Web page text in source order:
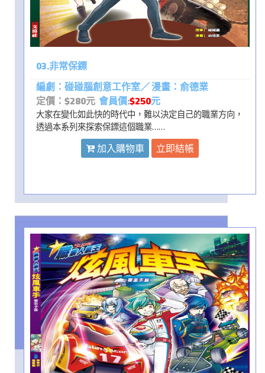
03.非常保鏢
編劇：碰碰腦創意工作室／ 漫畫：俞德業
定價：$280元 會員價:$250元
大家在變化如此快的時代中，難以決定自己的職業方向，
透過本系列來探索保鏢這個職業……
加入購物車 立即結帳